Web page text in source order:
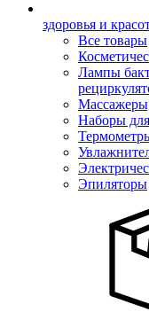
здоровья и
Все товары
Лампы
Наборы
Эпиляторы